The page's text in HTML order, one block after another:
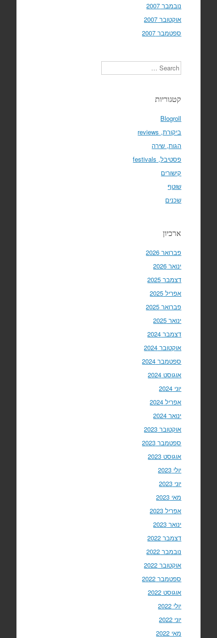
נובמבר 2007
אוקטובר 2007
ספטמבר 2007
Search
קטגוריות
Blogroll
ביקורת, reviews
הגות, שירה
פסטיבל, festivals
קישורים
שוטף
שכנים
ארכיון
פברואר 2026
ינואר 2026
דצמבר 2025
אפריל 2025
פברואר 2025
ינואר 2025
דצמבר 2024
אוקטובר 2024
ספטמבר 2024
אוגוסט 2024
יוני 2024
אפריל 2024
ינואר 2024
אוקטובר 2023
ספטמבר 2023
אוגוסט 2023
יולי 2023
יוני 2023
מאי 2023
אפריל 2023
ינואר 2023
דצמבר 2022
נובמבר 2022
אוקטובר 2022
ספטמבר 2022
אוגוסט 2022
יולי 2022
יוני 2022
מאי 2022